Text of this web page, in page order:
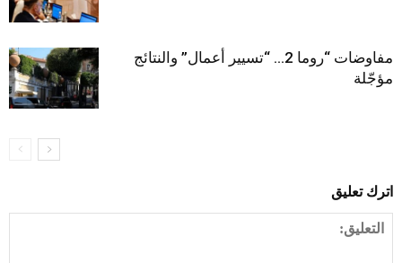
مفاوضات “روما 2… “تسيير أعمال” والنتائج
مؤجّلة
اترك تعليق